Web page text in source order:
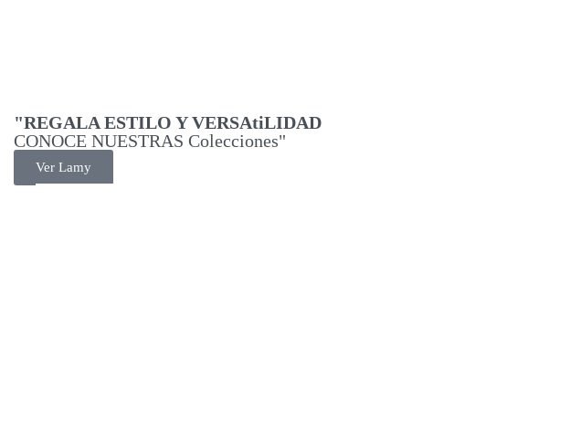
"REGALA ESTILO Y VERSAtiLIDAD
CONOCE NUESTRAS Colecciones"
Ver Lamy